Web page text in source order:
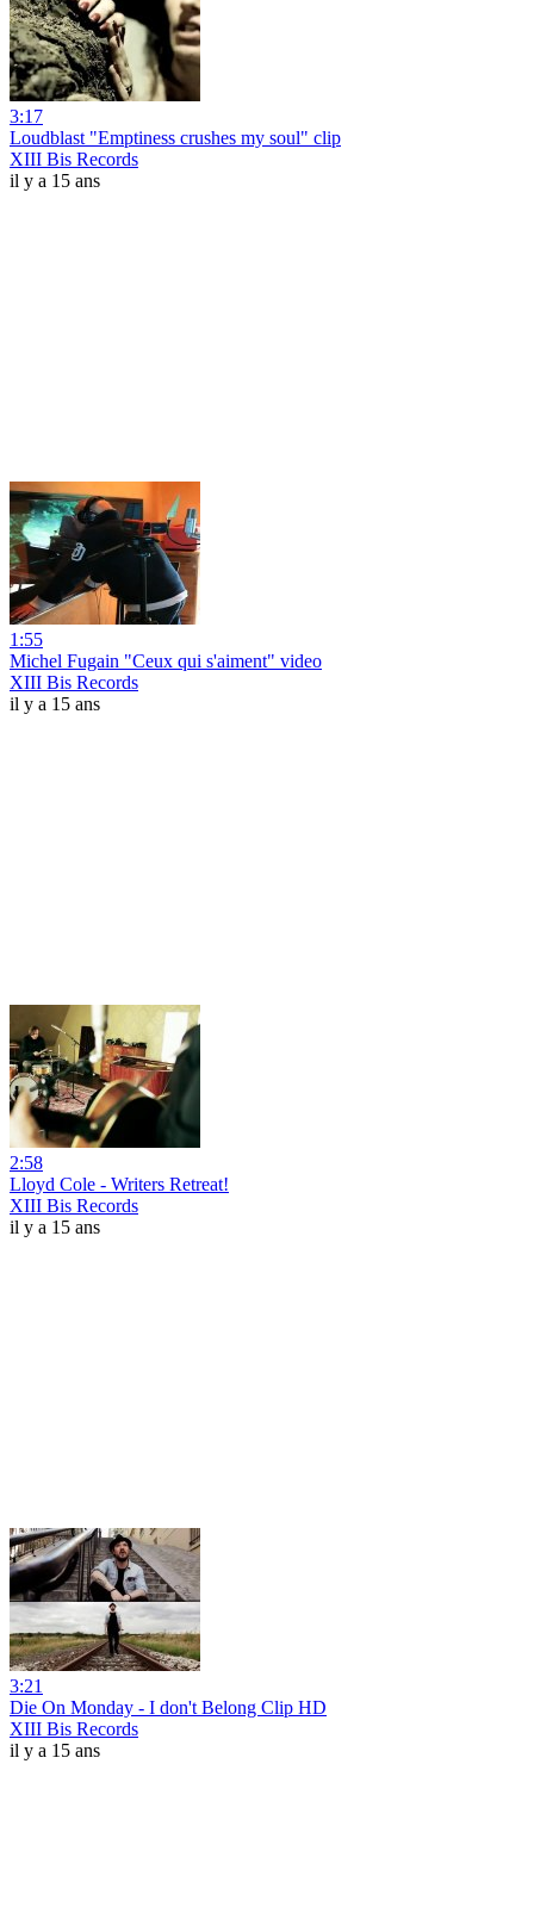
3:17
Loudblast "Emptiness crushes my soul" clip
XIII Bis Records
il y a 15 ans
1:55
Michel Fugain "Ceux qui s'aiment" video
XIII Bis Records
il y a 15 ans
2:58
Lloyd Cole - Writers Retreat!
XIII Bis Records
il y a 15 ans
3:21
Die On Monday - I don't Belong Clip HD
XIII Bis Records
il y a 15 ans